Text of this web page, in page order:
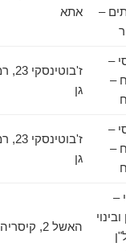
אתא
ז'בוטינסקי 23, רמת
ז'בוטינסקי 23, רמת
האשל 2, קיסריה